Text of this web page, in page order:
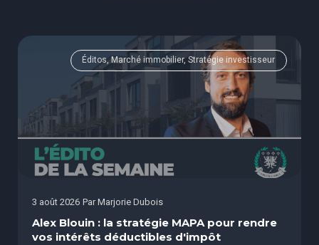
Éditos, Marché immobilier, Stratégie investisseur
3 août 2026 Par Marjorie Dubois
Alex Blouin : la stratégie MAPA pour rendre
vos intérêts déductibles d'impôt